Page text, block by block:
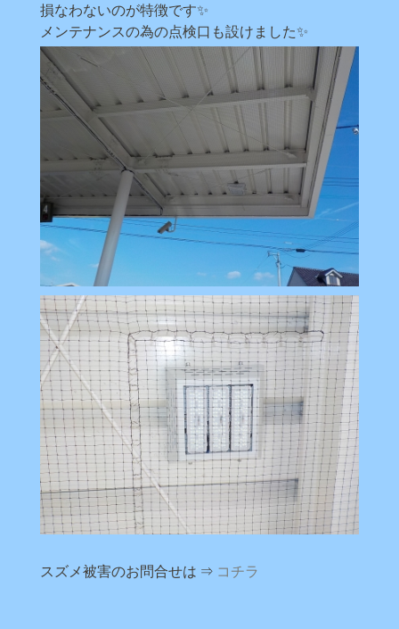
損なわないのが特徴です✨
メンテナンスの為の点検口も設けました✨
スズメ被害のお問合せは ⇒ コチラ